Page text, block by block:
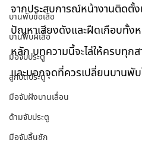
บานพับข้อเสือ
บานพับผีเสื้อ
มือจับประตู
ลูกบิดประตู
มือจับฝังบานเลื่อน
ด้ามจับประตู
มือจับลิ้นชัก
จากประสบการณ์หน้างานติดตั้
ปัญหาเสียงดังและฝืดเกือบทั้ง
หลัก บทความนี้จะไล่ให้ครบทุก
และบอกจุดที่ควรเปลี่ยนบานพั